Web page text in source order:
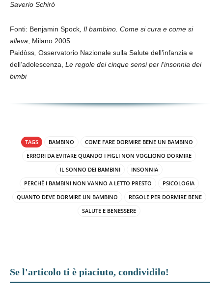
Saverio Schirò
Fonti: Benjamin Spock , Il bambino. Come si cura e come si
alleva , Milano 2005
Paidòss Osservatorio Nazionale sulla Salute dell’infanzia e
dell’adolescenza, Le regole dei cinque sensi per l’insonnia dei
bimbi
TAGS BAMBINO
COME FARE DORMIRE BENE UN BAMBINO
ERRORI DA EVITARE QUANDO I FIGLI NON VOGLIONO DORMIRE
IL SONNO DEI BAMBINI
INSONNIA
PERCHÉ I BAMBINI NON VANNO A LETTO PRESTO
PSICOLOGIA
QUANTO DEVE DORMIRE UN BAMBINO
REGOLE PER DORMIRE BENE
SALUTE E BENESSERE
Se l'articolo ti è piaciuto, condividilo!